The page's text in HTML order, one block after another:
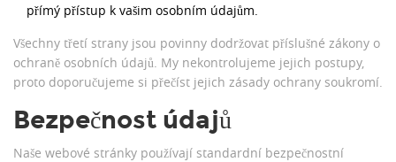
přímý přístup k vašim osobním údajům.
Všechny třetí strany jsou povinny dodržovat příslušné zákony o
ochraně osobních údajů. My nekontrolujeme jejich postupy,
proto doporučujeme si přečíst jejich zásady ochrany soukromí.
Bezpečnost údajů
Naše webové stránky používají standardní bezpečnostní